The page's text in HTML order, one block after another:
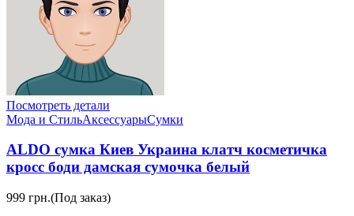
Посмотреть детали
Мода и СтильАксессуарыСумки
ALDO сумка Киев Украина клатч косметичка
кросс боди дамская сумочка белый
999 грн.(Под заказ)